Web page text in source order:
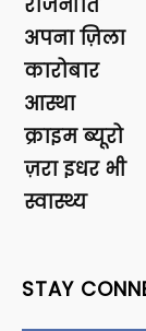
राजनीति
अपना ज़िला
कारोबार
आस्था
क्राइम ब्यूरो
ज़रा इधर भी
स्वास्थ्य
STAY